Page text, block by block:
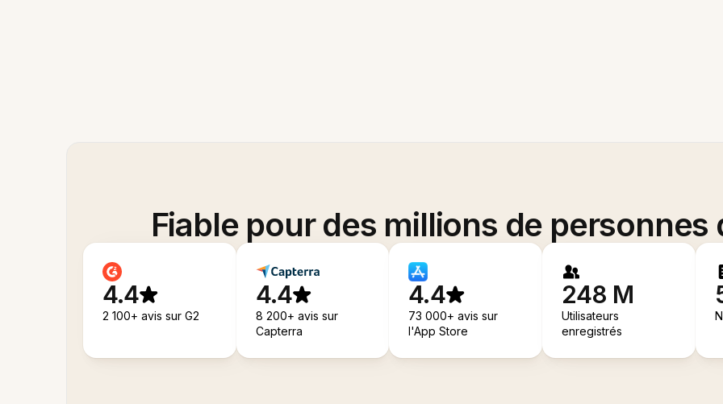
Fiable pour des millions de personnes
4.4
2 100+ avis sur G2
4.4
8 200+ avis sur
Capterra
4.4
73 000+ avis sur
l'App Store
248 M
Utilisateurs
enregistrés